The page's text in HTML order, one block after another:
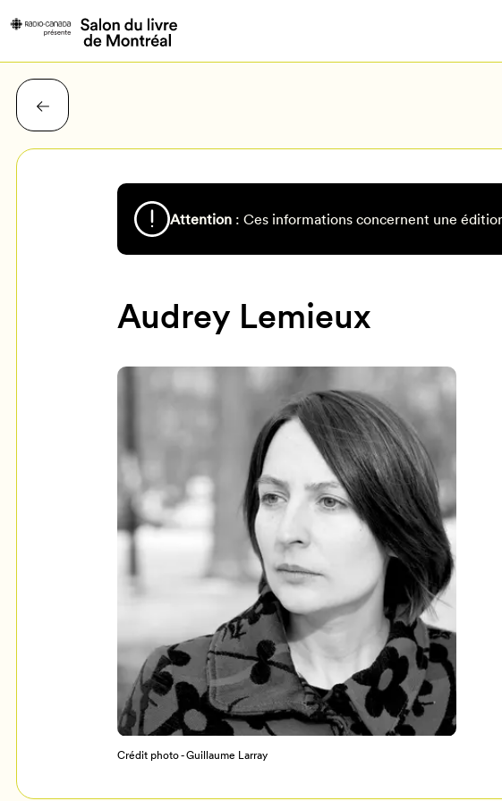
Programmation
Attention : Ces informations concernent une
Audrey Lemieux
Crédit photo - Guillaume Larray
Pour